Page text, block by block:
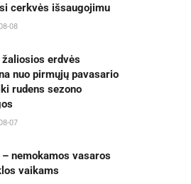
cerkvės išsaugojimu
08
žaliosios erdvės
nuo pirmųjų pavasario
rudens sezono
07
– nemokamos vasaros
vaikams